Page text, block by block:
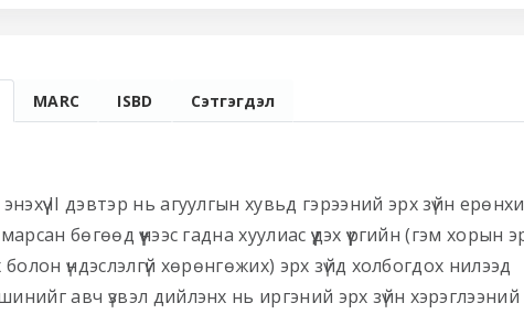
MARC ISBD Сэтгэгдэл
II дэвтэр нь агуулгын хувьд гэрээний эрх зүйн
бөгөөд үүнээс гадна хуулиас үүдэх үүргийн (гэм хорын
болон үндэслэлгүй хөрөнгөжих) эрх зүйд холбогдох нилээд
авч үзвэл дийлэнх нь иргэний эрх зүйн хэрэглээний